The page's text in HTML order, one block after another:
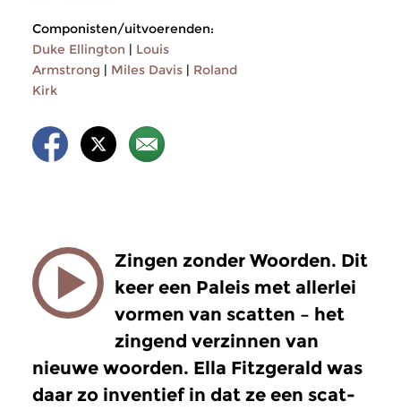
Componisten/uitvoerenden:
Duke Ellington | Louis
Armstrong | Miles Davis | Roland
Kirk
Zingen zonder Woorden. Dit
keer een Paleis met allerlei
vormen van scatten – het
zingend verzinnen van
nieuwe woorden. Ella Fitzgerald was
daar zo inventief in dat ze een scat-